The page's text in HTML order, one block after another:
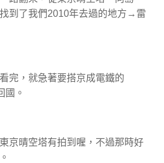
到了我們2010年去過的地方→雷
完，就急著要搭京成電鐵的
國。
京晴空塔有拍到喔，不過那時好